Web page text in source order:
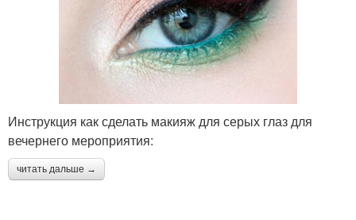
Инструкция как сделать макияж для серых глаз для
вечернего мероприятия:
читать дальше →